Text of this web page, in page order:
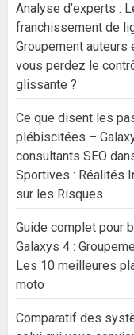
Analyse d’experts :
franchissement de
Groupement auteurs
vous perdez le
glissante ?
Ce que disent les
plébiscitées –
consultants SEO
Sportives : Réalités
sur les Risques
Guide complet pour
Galaxys 4 :
Les 10 meilleures
moto
Comparatif des